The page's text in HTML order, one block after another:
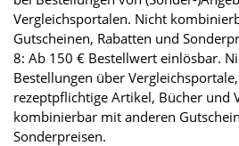
Vergleichsportalen. Nicht
Gutscheinen, Rabatten und
8: Ab 150 € Bestellwert einlösbar.
Bestellungen über
rezeptpflichtige Artikel, Bücher und
kombinierbar mit anderen
Sonderpreisen.